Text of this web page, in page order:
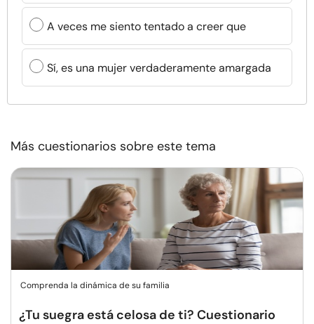
A veces me siento tentado a creer que
Sí, es una mujer verdaderamente amargada
Más cuestionarios sobre este tema
Comprenda la dinámica de su familia
¿Tu suegra está celosa de ti? Cuestionario